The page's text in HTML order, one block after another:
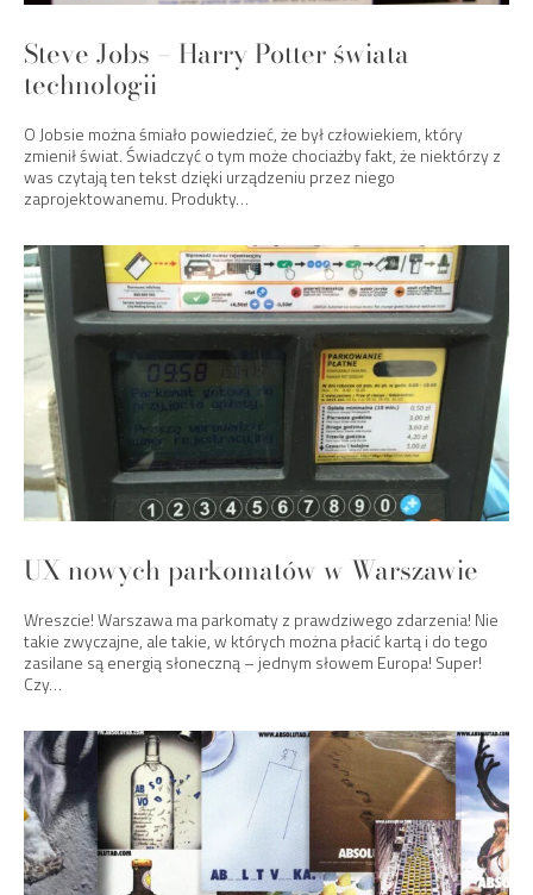
Steve Jobs – Harry Potter świata
technologii
O Jobsie można śmiało powiedzieć, że był człowiekiem, który
zmienił świat. Świadczyć o tym może chociażby fakt, że niektórzy z
was czytają ten tekst dzięki urządzeniu przez niego
zaprojektowanemu. Produkty…
UX nowych parkomatów w Warszawie
Wreszcie! Warszawa ma parkomaty z prawdziwego zdarzenia! Nie
takie zwyczajne, ale takie, w których można płacić kartą i do tego
zasilane są energią słoneczną – jednym słowem Europa! Super!
Czy…